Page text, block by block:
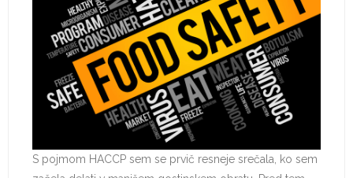
S pojmom HACCP sem se prvič resneje srečala, ko sem